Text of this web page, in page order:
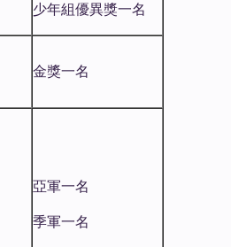
少年組優異獎一名
金獎一名
亞軍一名
季軍一名